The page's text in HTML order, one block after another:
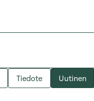
Tiedote Uutinen